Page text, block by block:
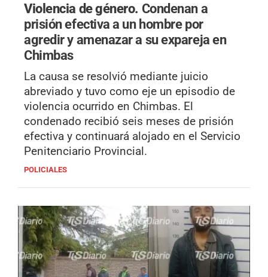
Violencia de género. Condenan a
prisión efectiva a un hombre por
agredir y amenazar a su expareja en
Chimbas
La causa se resolvió mediante juicio
abreviado y tuvo como eje un episodio de
violencia ocurrido en Chimbas. El
condenado recibió seis meses de prisión
efectiva y continuará alojado en el Servicio
Penitenciario Provincial.
POLICIALES